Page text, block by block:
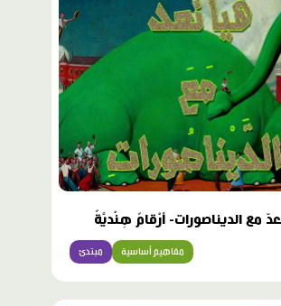
مع الديناصورات- أرْقامٌ هِنْديَّةٌ
مبتدئ مفاهيم أساسية